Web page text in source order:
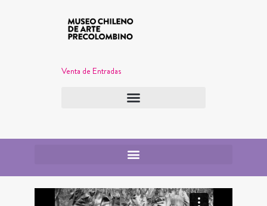
Venta de Entradas